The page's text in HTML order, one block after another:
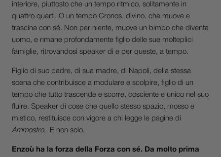
interiore, piuttosto che un tempo ritmico, solitamente in
quattro quarti. O un tempo Cronos, divino, che muove e
trascina con sé. Non per niente, muove un bimbo che diventa
uomo, e rimane profondamente figlio delle sue molteplici
famiglie, ritrovandosi speaker di e per queste, a tempo.
Figlio di suo padre, di sua madre, di Napoli, della stessa
scena che contribuisce a modulare e scolpire, figlio di un
tempo che tutto trascende e scorre, cosciente e unico nel suo
fluire. Speaker di cose che quello stesso spazio, mosso e
mistico, restituisce con vigore a chi legge le pagine di
Ammostro. E non solo.
Enzoù ha la forza della Forza con sé. Da molto prima